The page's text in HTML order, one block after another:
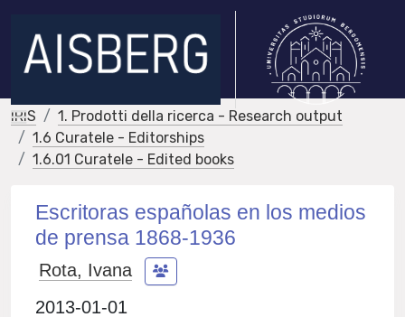
IRIS
1. Prodotti della ricerca - Research output
1.6 Curatele - Editorships
1.6.01 Curatele - Edited books
Escritoras españolas en los medios
de prensa 1868-1936
Rota, Ivana
2013-01-01